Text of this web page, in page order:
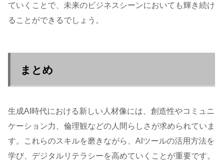
ていくことで、未来のビジネスシーンにおいても輝き続け
ることができるでしょう。
まとめ
生成AI時代における新しい人材像には、創造性やコミュニ
ケーション力、倫理観などの人間らしさが求められていま
す。これらのスキルを磨きながら、AIツールの活用方法を
学び、デジタルリテラシーを高めていくことが重要です。